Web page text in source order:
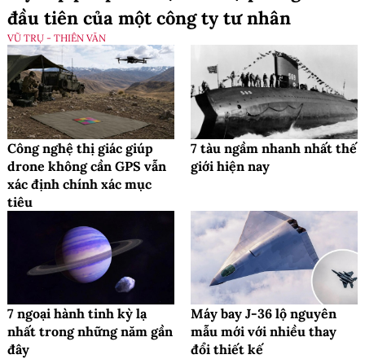
đầu tiên của một công ty tư nhân
VŨ TRỤ - THIÊN VĂN
Công nghệ thị giác giúp
drone không cần GPS vẫn
xác định chính xác mục
tiêu
7 tàu ngầm nhanh nhất thế
giới hiện nay
7 ngoại hành tinh kỳ lạ
nhất trong những năm gần
đây
Máy bay J-36 lộ nguyên
mẫu mới với nhiều thay
đổi thiết kế